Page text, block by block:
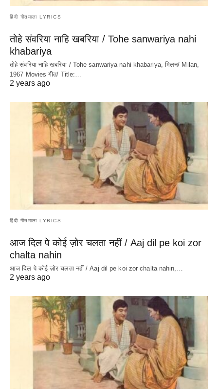
हिंदी गीतमाला LYRICS
तोहे संवरिया नाहि खबरिया / Tohe sanwariya nahi
khabariya
तोहे संवरिया नाहि खबरिया / Tohe sanwariya nahi khabariya, मिलन/ Milan,
1967 Movies गीत/ Title:…
2 years ago
हिंदी गीतमाला LYRICS
आज दिल पे कोई ज़ोर चलता नहीं / Aaj dil pe koi zor
chalta nahin
आज दिल पे कोई ज़ोर चलता नहीं / Aaj dil pe koi zor chalta nahin,…
2 years ago